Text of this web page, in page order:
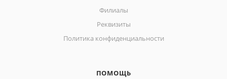
Филиалы
Реквизиты
Политика конфиденциальности
ПОМОЩЬ